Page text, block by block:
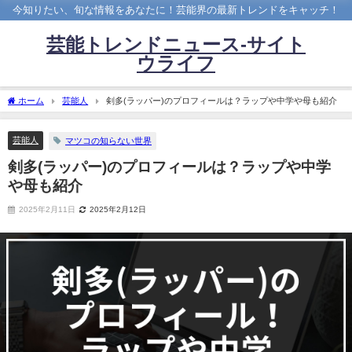
今知りたい、旬な情報をあなたに！芸能界の最新トレンドをキャッチ！
芸能トレンドニュース-サイト
ウライフ
ホーム 芸能人 剣多(ラッパー)のプロフィールは？ラップや中学や母も紹介
芸能人 マツコの知らない世界
剣多(ラッパー)のプロフィールは？ラップや中学
や母も紹介
2025年2月11日 2025年2月12日